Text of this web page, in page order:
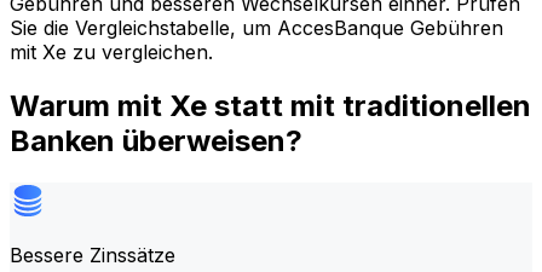
Sie die Vergleichstabelle, um AccesBanque Gebühren
mit Xe zu vergleichen.
Warum mit Xe statt mit traditionellen
Banken überweisen?
Bessere Zinssätze